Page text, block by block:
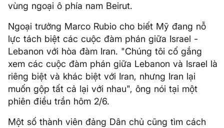
vùng ngoại ô phía nam Beirut.
Ngoại trưởng Marco Rubio cho biết Mỹ đang nỗ
lực tách biệt các cuộc đàm phán giữa Israel -
Lebanon với hòa đàm Iran. "Chúng tôi cố gắng
xem các cuộc đàm phán giữa Lebanon và Israel là
riêng biệt và khác biệt với Iran, nhưng Iran lại
muốn gộp tất cả lại với nhau", ông nói tại một
phiên điều trần hôm 2/6.
Một số thành viên đảng Dân chủ cũng tìm cách